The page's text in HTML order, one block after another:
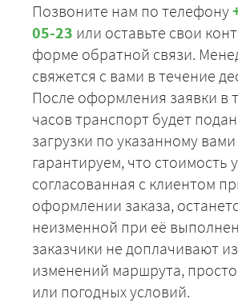
Позвоните нам по телефону
05-23 или оставьте свои
форме обратной связи.
свяжется с вами в течение
После оформления заявки в
часов транспорт будет
загрузки по указанному
гарантируем, что стоимость
согласованная с клиентом
оформлении заказа,
неизменной при её
заказчики не доплачивают
изменений маршрута,
или погодных условий.